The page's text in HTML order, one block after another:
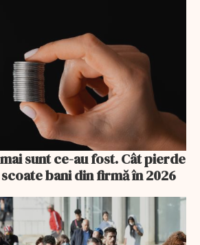
sunt ce-au fost. Cât pierde
bani din firmă în 2026